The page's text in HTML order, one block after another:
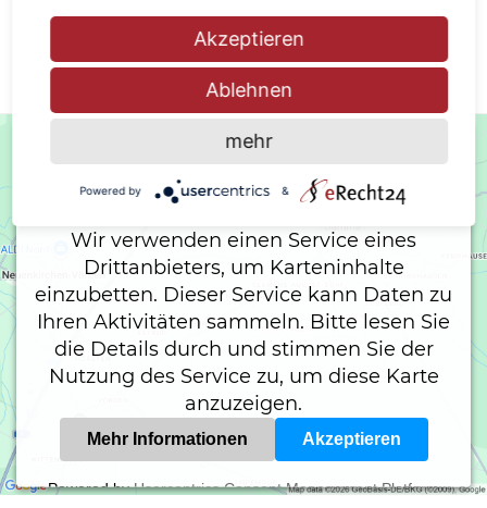
einfach vorbei in unserer Ausstellung in
Damme.
Wir benötigen Ihre Zustimmung, um den
Google Maps-Service zu laden!
Wir verwenden einen Service eines
Drittanbieters, um Karteninhalte
einzubetten. Dieser Service kann Daten zu
Ihren Aktivitäten sammeln. Bitte lesen Sie
die Details durch und stimmen Sie der
Nutzung des Service zu, um diese Karte
anzuzeigen.
Mehr Informationen Akzeptieren
Powered byUsercentrics Consent Management Platform
Akzeptieren
Ablehnen
mehr
Powered by &